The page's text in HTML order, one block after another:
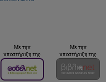
Με την
υποστήριξη της
Με την
υποστήριξη της